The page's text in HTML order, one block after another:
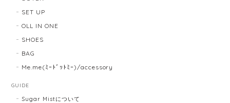
SET UP
OLL IN ONE
SHOES
BAG
Me.me(ﾐｰﾄﾞｯﾄﾐｰ)/accessory
GUIDE
Sugar Mistについて